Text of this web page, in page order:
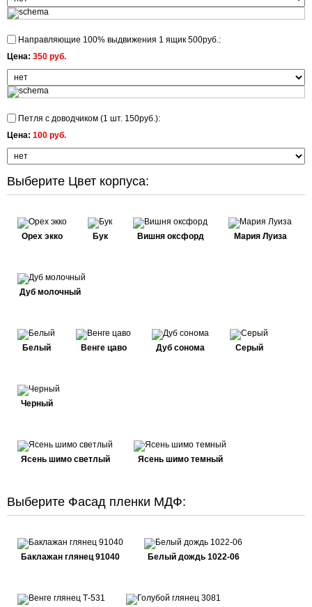
Направляющие 100% выдвижения 1 ящик 500руб.:
Цена: 350 руб.
Петля с доводчиком (1 шт. 150руб.):
Цена: 100 руб.
Выберите Цвет корпуса:
Орех экко Бук Вишня оксфорд Мария Луиза
Дуб молочный
Белый Венге цаво Дуб сонома Серый
Черный
Ясень шимо светлый Ясень шимо темный
Выберите Фасад пленки МДФ:
Баклажан глянец 91040 Белый дождь 1022-06